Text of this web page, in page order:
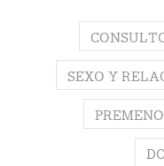
SEXO Y